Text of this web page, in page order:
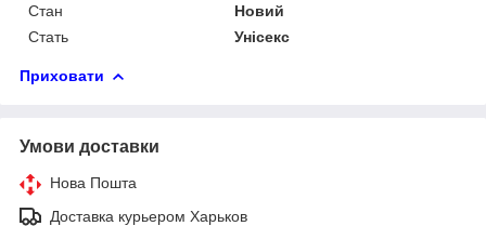
Стан
Новий
Стать
Унісекс
Приховати
Умови доставки
Нова Пошта
Доставка курьером Харьков